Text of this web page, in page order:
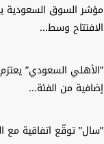
الافتتاح وسط...
”الأهلي السعودي”
إضافية من الفئة...
”سال” توقّع اتفاقية مع